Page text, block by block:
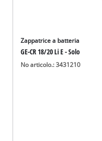
Zappatrice a batteria
GE-CR 18/20 Li E - Solo
No articolo.: 3431210